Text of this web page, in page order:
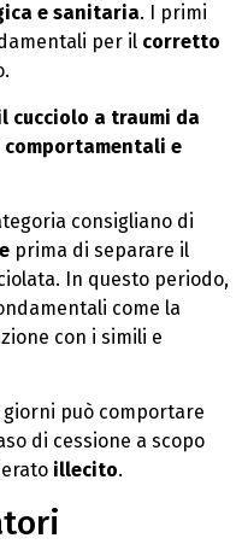
e sanitaria. I primi
per il corretto
cucciolo a traumi da
comportamentali e
consigliano di
prima di separare il
In questo periodo,
come la
con i simili e
giorni può comportare
di cessione a scopo
illecito.